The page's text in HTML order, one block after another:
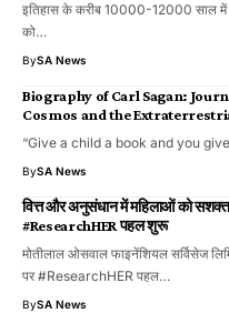
इतिहास के करीब 10000-12000 साल में
को…
BySA News
Biography of Carl Sagan:
Cosmos and the
“Give a child a book and you
BySA News
वित्त और अनुसंधान में महिलाओं को
#ResearchHER पहल शुरू
मोतीलाल ओसवाल फाइनेंशियल सर्विसेज
पर #ResearchHER पहल…
BySA News